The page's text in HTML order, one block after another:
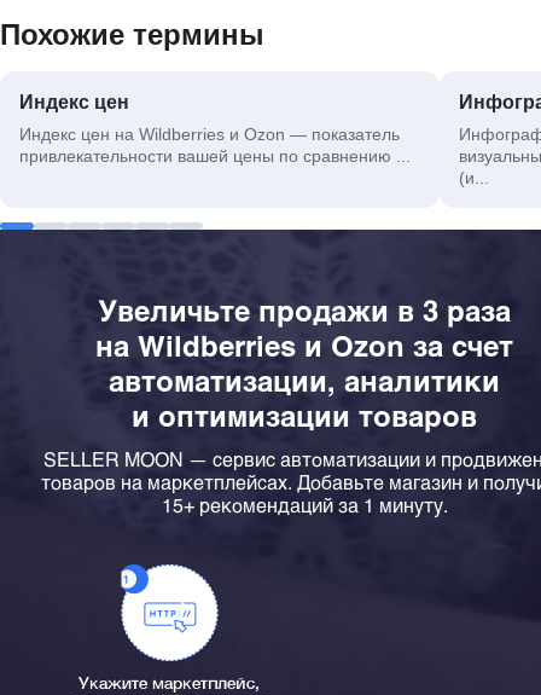
Похожие термины
Индекс цен
Индекс цен на Wildberries и Ozon — показатель
привлекательности вашей цены по сравнению ...
(и...
Увеличьте продажи в 3 раза
на Wildberries и Ozon за счет
автоматизации, аналитики
и оптимизации товаров
SELLER MOON — сервис автоматизации и
товаров на маркетплейсах. Добавьте магазин и
15+ рекомендаций за 1 минуту.
Укажите маркетплейс,